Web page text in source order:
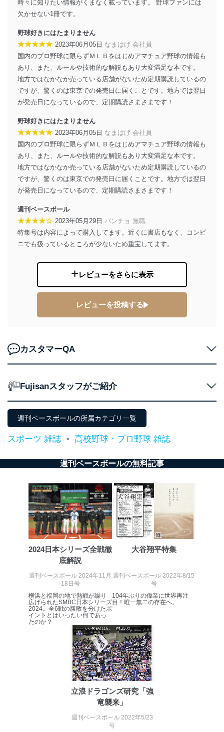
善し、常に最良の状態を維持します。
貴殿の個人情報及び当社の個人情報保護マネジメントシ
ステムに関するご相談及び苦情については以下までご連
絡ください。
適切、かつ迅速に対応させていただきます。
株式会社富士山マガジンサービス 個人情報問い合わせ
係
FAX：03-5459-7073
e-mail：
cs@fujisan.co.jp
改訂：2025年2月20日
制定：2005年4月1日
株式会社富士山マガジンサービス
代表取締役会長 西野 伸一郎
個人情報の取扱いについて
１．個人情報保護管理者
当社は以下の個人情報保護管理者を設置し、個人情報保
護管理者の責任のもと、個人情報を取得・アクセス・利
用・提供・管理いたします。
東京都渋谷区南平台町16-11
株式会社富士山マガジンサービス
個人情報保護管理者: 経営管理グループディレクター 前
２．利用目的
りです。
No
個人情報の種類 利用目的
1
ービス等をご利用
商品代金回収のため
ｅメール等による商品、サービ
ス、キャンペーン等の広告の案内
のため
個人が特定できない形で取得した
閲覧履歴や購買履歴等の情報を分
析して、趣味・嗜好に
広告のため
当社にお問合わせ
人情報
お問い合わせ対応、トラブル対
質向上のため
3
当社カスタマーQ＆
Aサービス利用者
カスタマーQ＆Aサイトの投稿内容
の確認のため
ｅメール等によるカスタマーQ＆A
サイトのサービス内容のご案内の
ため
ｅメール等による商品、サービ
ス、キャンペーン等の広告に関す
4
採用応募者の方の
個人情報
採用選考、ご連絡のため
5
当社の従業者の個
人情報
人事、総務などの雇用管理等のた
め
パートナー（提携
企業）からの委託
により当社の
定期購読サービス
等をご利用の方の
購入商品配送のため
た商品の発売元企業からのｅメー
ル等による商品、
サービス、キャンペーン等の広告
に関するご案内のため
SNS公式アカウン
当社のサービス利用状況の把握お
よびその分析のため
お問い合わせ対応、トラブル対
処、オペレーター教育など応対品
その他当社のプライバシーポリシ
ー等にて公表する利用目的達成の
時々に知りたい情報がくまなく載っています。 野球ファンには
欠かせない1冊です。
野球好きにはたまりません
★★★★★ 2023年06月05日 なまはげ 会社員
国内のプロ野球に限らずＭＬＢをはじめアマチュア野球の情報も
あり、また、ルールや技術的な解説もあり大変満足な本です。
地方ではなかなか売っている店舗がないため定期購読しているの
ですが、驚くのは東京での発売日に届くことです。地方では翌日
が発売日になっているので、定期購読さまさまです！
野球好きにはたまりません
★★★★★ 2023年06月05日 なまはげ 会社員
国内のプロ野球に限らずＭＬＢをはじめアマチュア野球の情報も
あり、また、ルールや技術的な解説もあり大変満足な本です。
地方ではなかなか売っている店舗がないため定期購読しているの
ですが、驚くのは東京での発売日に届くことです。地方では翌日
が発売日になっているので、定期購読さまさまです！
週刊ベースボール
★★★★☆ 2023年05月29日 パンチョ 無職
特集号は内容によって購入してます。近くに書店もなく、コンビ
ニでも扱っているところが少ないため重宝してます。
レビューをさらに表示
レビューを投稿する
カスタマーQA
Fujisanスタッフがご紹介
週刊ベースボールの所属カテゴリ一覧
スポーツ 雑誌 > 高校野球・プロ野球 雑誌
週刊ベースボールの無料記事
2024日本シリーズ全戦徹
底解説
週刊ベースボール 2024年11月
18日号
横浜と福岡の地で熱戦が繰り
広げられたSMBC日本シリーズ
2024。全6戦の勝敗を分けたポ
イントとはいったい何であっ
たのか？
大谷翔平特集
週刊ベースボール 2022年8/15
号
104年ぶりの偉業に世界再注
目！唯一無二の存在へ。
立浪ドラゴンズ研究「強
竜襲来」
週刊ベースボール 2022年5/23
号